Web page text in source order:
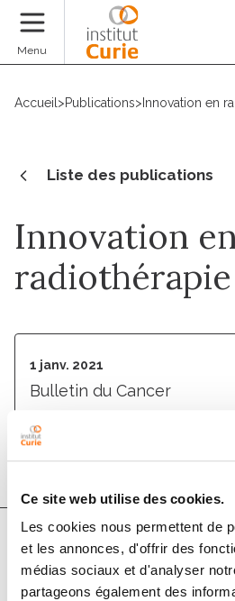
Ce site web utilise des cookies.
Les cookies nous permettent de
et les annonces, d'offrir des
médias sociaux et d'analyser
partageons également des
Menu
Accueil >Publications> Innovation en
Liste des publications
Innovation
radiothérapie
1 janv. 2021
Bulletin du Cancer
DOI : 10.1016/
Auteurs